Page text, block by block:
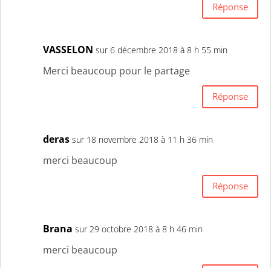
Réponse
VASSELON sur 6 décembre 2018 à 8 h 55 min
Merci beaucoup pour le partage
Réponse
deras sur 18 novembre 2018 à 11 h 36 min
merci beaucoup
Réponse
Brana sur 29 octobre 2018 à 8 h 46 min
merci beaucoup